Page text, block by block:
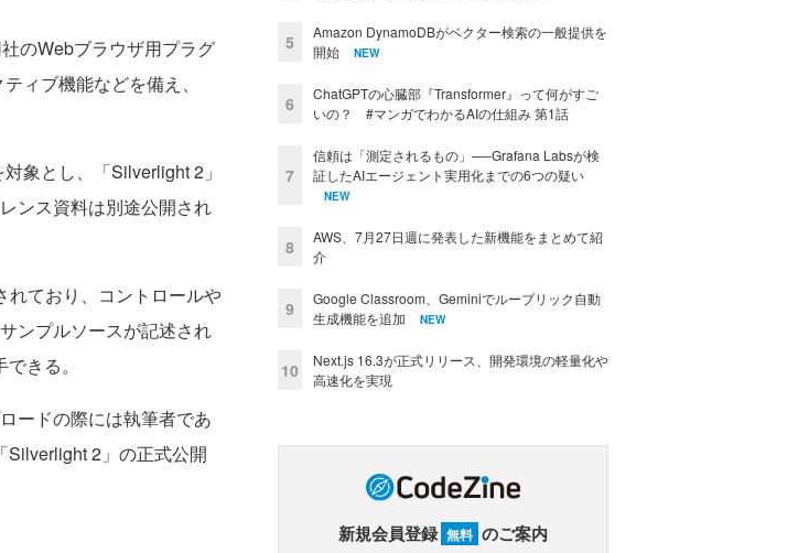
のWebブラウザ用プラグ
ィブ機能などを備え、
象とし、「Silverlight 2」
ンス資料は別途公開され
ており、コントロールや
ンプルソースが記述され
きる。
ードの際には執筆者であ
Silverlight 2」の正式公開
5
Amazon DynamoDBがベクター検索の一般提供を
開始
NEW
6
ChatGPTの心臓部『Transformer』って何がすご
いの？ #マンガでわかるAIの仕組み 第1話
7
信頼は「測定されるもの」──Grafana Labsが検
証したAIエージェント実用化までの6つの疑い
NEW
8
AWS、7月27日週に発表した新機能をまとめて紹
介
9
Google Classroom、Geminiでルーブリック自動
生成機能を追加
NEW
10
Next.js 16.3が正式リリース、開発環境の軽量化や
高速化を実現
新規会員登録 無料 のご案内